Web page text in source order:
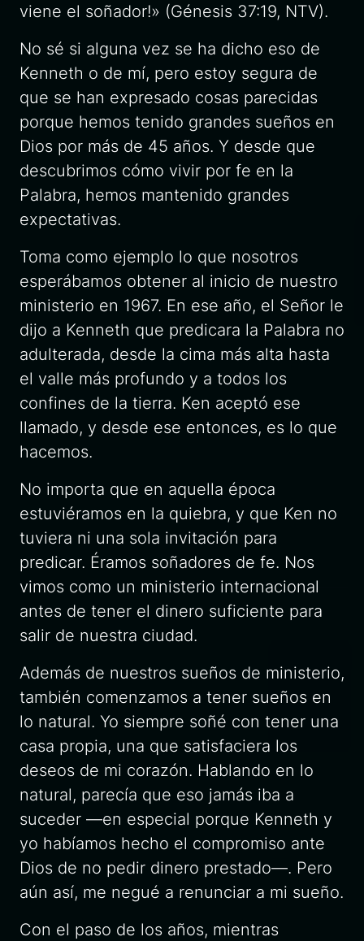
viene el soñador!» (Génesis 37:19, NTV).
No sé si alguna vez se ha dicho eso de
Kenneth o de mí, pero estoy segura de
que se han expresado cosas parecidas
porque hemos tenido grandes sueños en
Dios por más de 45 años. Y desde que
descubrimos cómo vivir por fe en la
Palabra, hemos mantenido grandes
expectativas.
Toma como ejemplo lo que nosotros
esperábamos obtener al inicio de nuestro
ministerio en 1967. En ese año, el Señor le
dijo a Kenneth que predicara la Palabra no
adulterada, desde la cima más alta hasta
el valle más profundo y a todos los
confines de la tierra. Ken aceptó ese
llamado, y desde ese entonces, es lo que
hacemos.
No importa que en aquella época
estuviéramos en la quiebra, y que Ken no
tuviera ni una sola invitación para
predicar. Éramos soñadores de fe. Nos
vimos como un ministerio internacional
antes de tener el dinero suficiente para
salir de nuestra ciudad.
Además de nuestros sueños de ministerio,
también comenzamos a tener sueños en
lo natural. Yo siempre soñé con tener una
casa propia, una que satisfaciera los
deseos de mi corazón. Hablando en lo
natural, parecía que eso jamás iba a
suceder —en especial porque Kenneth y
yo habíamos hecho el compromiso ante
Dios de no pedir dinero prestado—. Pero
aún así, me negué a renunciar a mi sueño.
Con el paso de los años, mientras